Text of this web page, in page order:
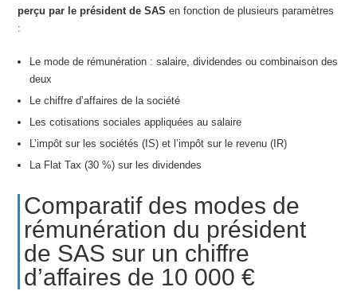
perçu par le président de SAS en fonction de plusieurs paramètres
:
Le mode de rémunération : salaire, dividendes ou combinaison des
deux
Le chiffre d’affaires de la société
Les cotisations sociales appliquées au salaire
L’impôt sur les sociétés (IS) et l’impôt sur le revenu (IR)
La Flat Tax (30 %) sur les dividendes
Comparatif des modes de
rémunération du président
de SAS sur un chiffre
d’affaires de 10 000 €